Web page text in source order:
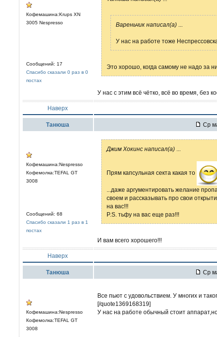
Кофемашина:Krups XN
3005 Nespresso
Сообщений: 17
Спасибо сказали 0 раз в 0
постах
Вареньчик написал(а)
У нас на работе тоже
Это хорошо, когда самому не надо за
У нас с этим всё чётко, всё во время, без
Наверх
Танюша Ср
Кофемашина:Nespresso
Кофемолка:TEFAL GT
3008
Сообщений: 68
Спасибо сказали 1 раз в 1
постах
Джим Хокинс написал(а)
Прям капсульная секта какая то
...даже аргументировать желание
своем и рассказывать про свои
на вас!!!
P.S. тьфу на вас еще раз!!!
И вам всего хорошего!!!
Наверх
Танюша Ср
Кофемашина:Nespresso
Кофемолка:TEFAL GT
3008
Все пьют с удовольствием. У многих и
[/quote1369168319]
У нас на работе обычный стоит